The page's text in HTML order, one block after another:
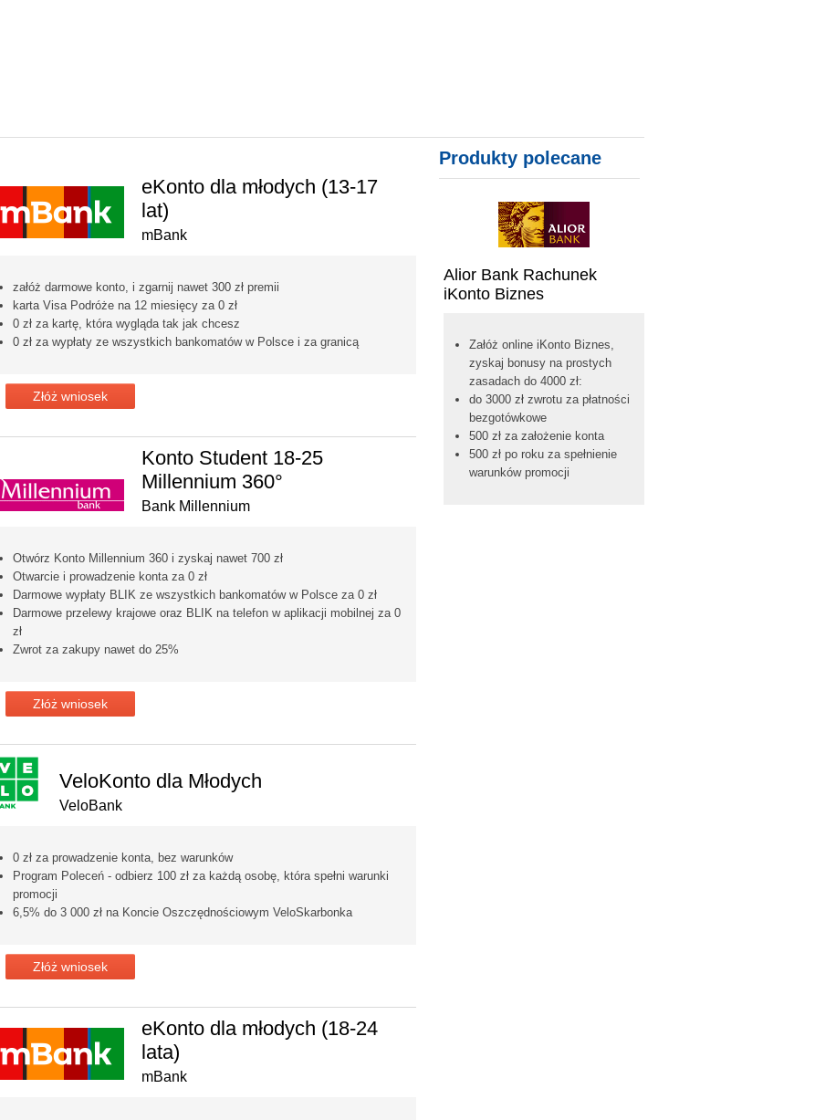
eKonto dla młodych (13-17
lat)
mBank
załóż darmowe konto, i zgarnij nawet 300 zł premii
karta Visa Podróże na 12 miesięcy za 0 zł
0 zł za kartę, która wygląda tak jak chcesz
0 zł za wypłaty ze wszystkich bankomatów w Polsce i za granicą
Złóż wniosek
Konto Student 18-25
Millennium 360°
Bank Millennium
Otwórz Konto Millennium 360 i zyskaj nawet 700 zł
Otwarcie i prowadzenie konta za 0 zł
Darmowe wypłaty BLIK ze wszystkich bankomatów w Polsce za 0 zł
Darmowe przelewy krajowe oraz BLIK na telefon w aplikacji mobilnej za 0
zł
Zwrot za zakupy nawet do 25%
Złóż wniosek
VeloKonto dla Młodych
VeloBank
0 zł za prowadzenie konta, bez warunków
Program Poleceń - odbierz 100 zł za każdą osobę, która spełni warunki
promocji
6,5% do 3 000 zł na Koncie Oszczędnościowym VeloSkarbonka
Złóż wniosek
eKonto dla młodych (18-24
lata)
mBank
Produkty polecane
Alior Bank Rachunek
iKonto Biznes
Załóż online iKonto Biznes,
zyskaj bonusy na prostych
zasadach do 4000 zł:
do 3000 zł zwrotu za płatności
bezgotówkowe
500 zł za założenie konta
500 zł po roku za spełnienie
warunków promocji